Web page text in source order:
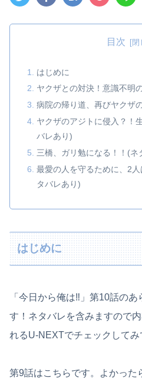
目次
はじめに
ヤクザとの対決！意識不明
病院の帰り道、再びヤクザ
ヤクザのアジトに侵入？！
バレあり)
三橋、ガリ勉になる！！(ネ
最愛の人を守るために、2
タバレあり)
はじめに
「今日から俺は‼︎」第10話の
す！ネタバレを含みますので
れるU-NEXTでチェックしてみ
第9話はこちらです。よかった